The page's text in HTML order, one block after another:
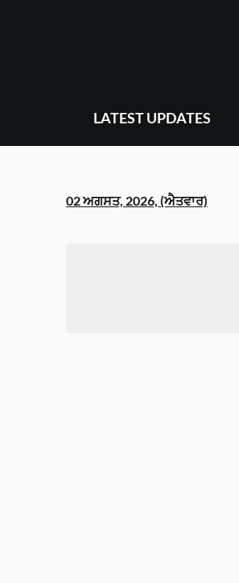
LATEST UPDATES
02 ਅਗਸਤ, 2026, (ਐਤਵਾਰ)